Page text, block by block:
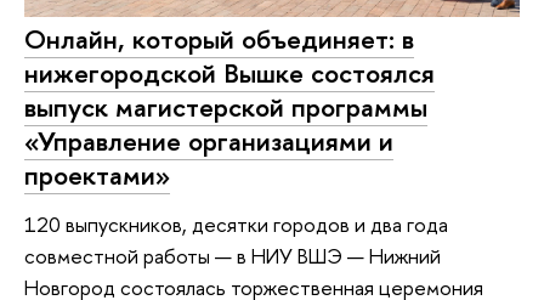
Онлайн, который объединяет: в
нижегородской Вышке состоялся
выпуск магистерской программы
«Управление организациями и
проектами»
120 выпускников, десятки городов и два года
совместной работы — в НИУ ВШЭ — Нижний
Новгород состоялась торжественная церемония